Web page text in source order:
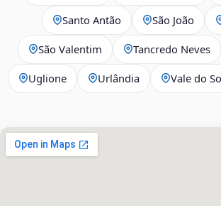
Santo Antão São João
São Valentim Tancredo Neves
Uglione Urlândia Vale do